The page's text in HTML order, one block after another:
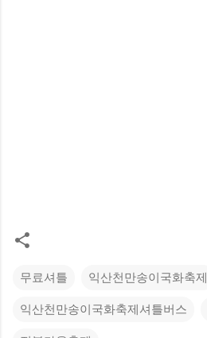
무료셔틀 익산천만송이국화축제
익산천만송이국화축제셔틀버스